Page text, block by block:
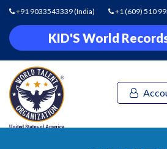
+91 9033543339(India) +1 (609) 510
KID'S World